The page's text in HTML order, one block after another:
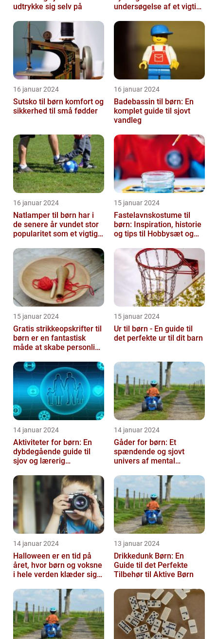
udtrykke sig selv på
undersøgelse af et vigtigt
16 januar 2024
Sutsko til børn komfort og
sikkerhed til små fødder
16 januar 2024
Badebassin til børn: En
komplet guide til sjovt
vandleg
16 januar 2024
Natlamper til børn har i
de senere år vundet stor
popularitet som et vigtigt
børneværelset...
15 januar 2024
Fastelavnskostume til
børn: Inspiration, historie
og tips til Hobbysæt og
15 januar 2024
Gratis strikkeopskrifter til
børn er en fantastisk
måde at skabe personlige
15 januar 2024
Ur til børn - En guide til
det perfekte ur til dit barn
14 januar 2024
Aktiviteter for børn: En
dybdegående guide til
sjov og lærerig
14 januar 2024
Gåder for børn: Et
spændende og sjovt
univers af mental
14 januar 2024
Halloween er en tid på
året, hvor børn og voksne
i hele verden klæder sig
fant...
13 januar 2024
Drikkedunk Børn: En
Guide til det Perfekte
Tilbehør til Aktive Børn